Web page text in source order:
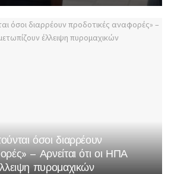
όσοι διαρρέουν
– Αρνείται ότι οι ΗΠΑ
πυρομαχικών